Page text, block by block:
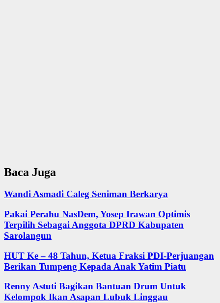
Baca Juga
Wandi Asmadi Caleg Seniman Berkarya
Pakai Perahu NasDem, Yosep Irawan Optimis
Terpilih Sebagai Anggota DPRD Kabupaten
Sarolangun
HUT Ke – 48 Tahun, Ketua Fraksi PDI-Perjuangan
Berikan Tumpeng Kepada Anak Yatim Piatu
Renny Astuti Bagikan Bantuan Drum Untuk
Kelompok Ikan Asapan Lubuk Linggau